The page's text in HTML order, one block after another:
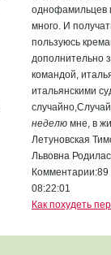
однофамильцев
много. И
пользуюсь
дополнительно
командой,
итальянскими
неделю мне, в
Летуновская
Львовна
Комментарии:89
08:22:01
Как похудеть